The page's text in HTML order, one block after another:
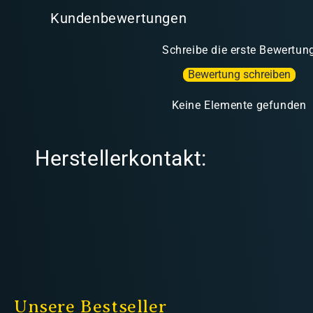
Kundenbewertungen
Schreibe die erste
Bewertung schreiben
Keine Elemente gefunden
Herstellerkontakt:
Unsere Bestseller